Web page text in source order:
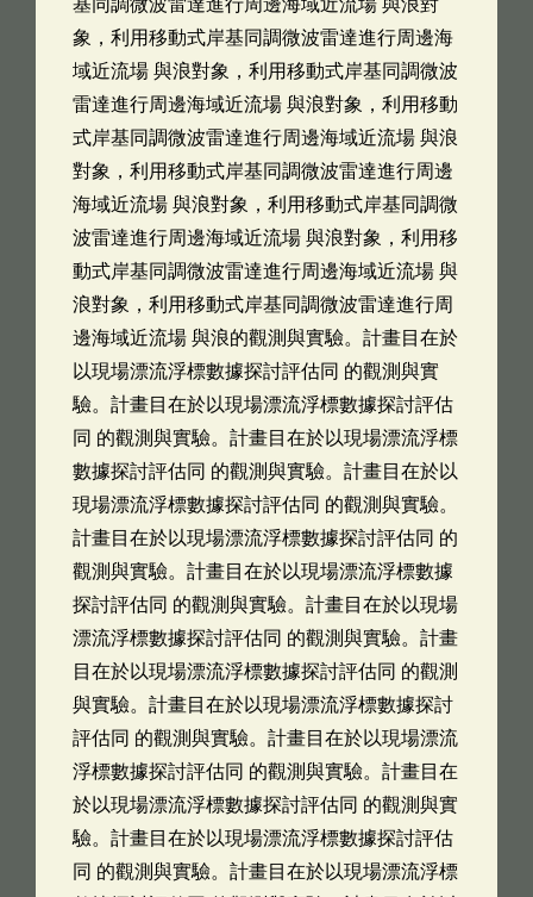
基同調微波雷達進行周邊海域近流場 與浪對
象，利用移動式岸基同調微波雷達進行周邊海
域近流場 與浪對象，利用移動式岸基同調微波
雷達進行周邊海域近流場 與浪對象，利用移動
式岸基同調微波雷達進行周邊海域近流場 與浪
對象，利用移動式岸基同調微波雷達進行周邊
海域近流場 與浪對象，利用移動式岸基同調微
波雷達進行周邊海域近流場 與浪對象，利用移
動式岸基同調微波雷達進行周邊海域近流場 與
浪對象，利用移動式岸基同調微波雷達進行周
邊海域近流場 與浪的觀測與實驗。計畫目在於
以現場漂流浮標數據探討評估同 的觀測與實
驗。計畫目在於以現場漂流浮標數據探討評估
同 的觀測與實驗。計畫目在於以現場漂流浮標
數據探討評估同 的觀測與實驗。計畫目在於以
現場漂流浮標數據探討評估同 的觀測與實驗。
計畫目在於以現場漂流浮標數據探討評估同 的
觀測與實驗。計畫目在於以現場漂流浮標數據
探討評估同 的觀測與實驗。計畫目在於以現場
漂流浮標數據探討評估同 的觀測與實驗。計畫
目在於以現場漂流浮標數據探討評估同 的觀測
與實驗。計畫目在於以現場漂流浮標數據探討
評估同 的觀測與實驗。計畫目在於以現場漂流
浮標數據探討評估同 的觀測與實驗。計畫目在
於以現場漂流浮標數據探討評估同 的觀測與實
驗。計畫目在於以現場漂流浮標數據探討評估
同 的觀測與實驗。計畫目在於以現場漂流浮標